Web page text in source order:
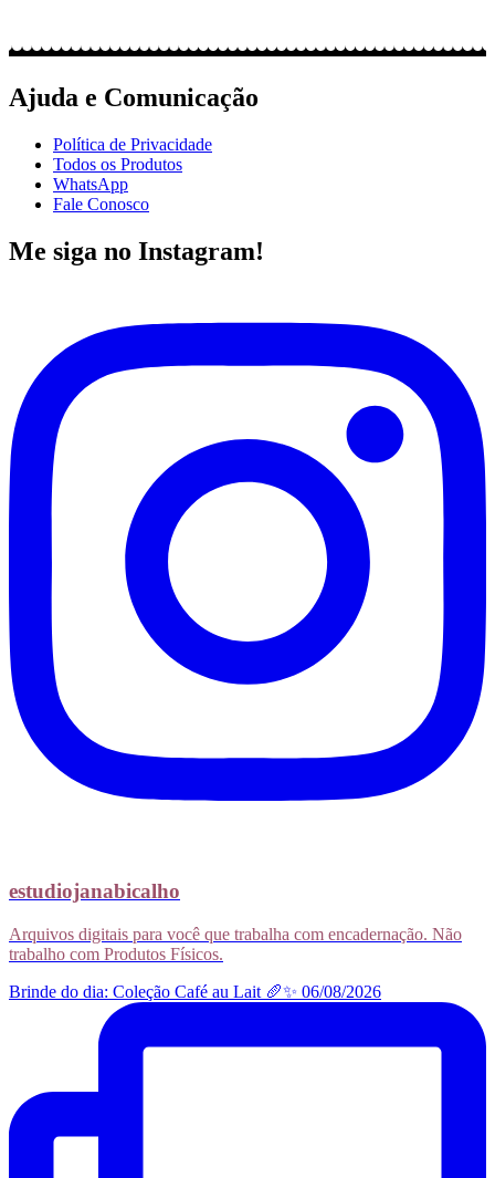
Ajuda e Comunicação
Política de Privacidade
Todos os Produtos
WhatsApp
Fale Conosco
Me siga no Instagram!
estudiojanabicalho
Arquivos digitais para você que trabalha com encadernação. Não
trabalho com Produtos Físicos.
Brinde do dia: Coleção Café au Lait 🥖✨ 06/08/2026